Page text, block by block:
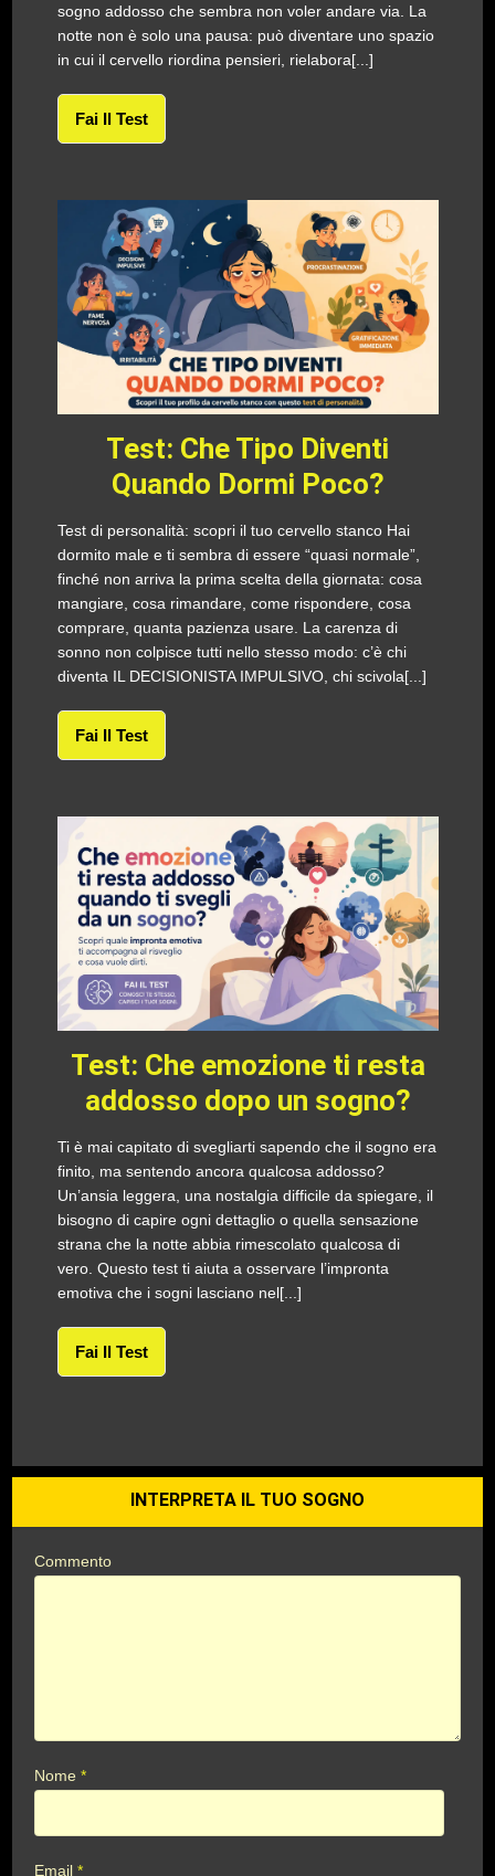
sogno addosso che sembra non voler andare via. La
notte non è solo una pausa: può diventare uno spazio
in cui il cervello riordina pensieri, rielabora[...]
Fai Il Test
Test: Che Tipo Diventi
Quando Dormi Poco?
Test di personalità: scopri il tuo cervello stanco Hai
dormito male e ti sembra di essere “quasi normale”,
finché non arriva la prima scelta della giornata: cosa
mangiare, cosa rimandare, come rispondere, cosa
comprare, quanta pazienza usare. La carenza di
sonno non colpisce tutti nello stesso modo: c’è chi
diventa IL DECISIONISTA IMPULSIVO, chi scivola[...]
Fai Il Test
Test: Che emozione ti resta
addosso dopo un sogno?
Ti è mai capitato di svegliarti sapendo che il sogno era
finito, ma sentendo ancora qualcosa addosso?
Un’ansia leggera, una nostalgia difficile da spiegare, il
bisogno di capire ogni dettaglio o quella sensazione
strana che la notte abbia rimescolato qualcosa di
vero. Questo test ti aiuta a osservare l’impronta
emotiva che i sogni lasciano nel[...]
Fai Il Test
INTERPRETA IL TUO SOGNO
Commento
Nome*
Email*